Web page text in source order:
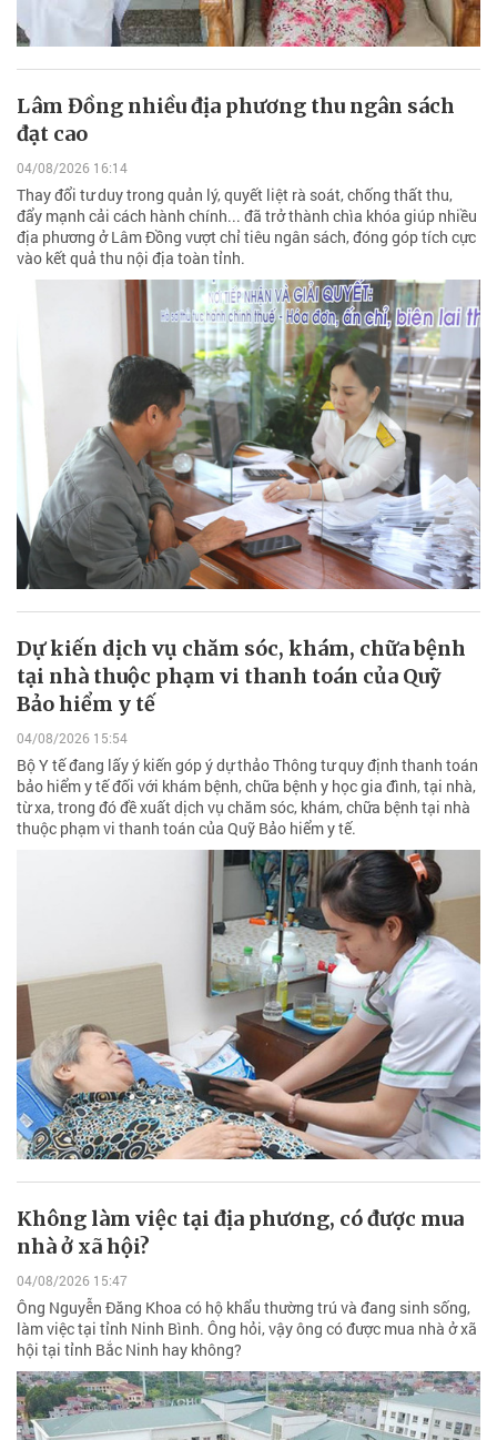
Lâm Đồng nhiều địa phương thu ngân sách
đạt cao
04/08/2026 16:14
Thay đổi tư duy trong quản lý, quyết liệt rà soát, chống thất thu,
đẩy mạnh cải cách hành chính... đã trở thành chìa khóa giúp nhiều
địa phương ở Lâm Đồng vượt chỉ tiêu ngân sách, đóng góp tích cực
vào kết quả thu nội địa toàn tỉnh.
Dự kiến dịch vụ chăm sóc, khám, chữa bệnh
tại nhà thuộc phạm vi thanh toán của Quỹ
Bảo hiểm y tế
04/08/2026 15:54
Bộ Y tế đang lấy ý kiến góp ý dự thảo Thông tư quy định thanh toán
bảo hiểm y tế đối với khám bệnh, chữa bệnh y học gia đình, tại nhà,
từ xa, trong đó đề xuất dịch vụ chăm sóc, khám, chữa bệnh tại nhà
thuộc phạm vi thanh toán của Quỹ Bảo hiểm y tế.
Không làm việc tại địa phương, có được mua
nhà ở xã hội?
04/08/2026 15:47
Ông Nguyễn Đăng Khoa có hộ khẩu thường trú và đang sinh sống,
làm việc tại tỉnh Ninh Bình. Ông hỏi, vậy ông có được mua nhà ở xã
hội tại tỉnh Bắc Ninh hay không?